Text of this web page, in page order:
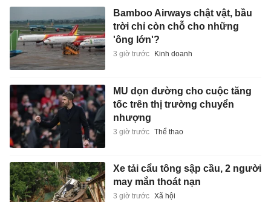
Bamboo Airways chật vật, bầu
trời chỉ còn chỗ cho những
'ông lớn'?
3 giờ trước Kinh doanh
MU dọn đường cho cuộc tăng
tốc trên thị trường chuyển
nhượng
3 giờ trước Thể thao
Xe tải cẩu tông sập cầu, 2 người
may mắn thoát nạn
3 giờ trước Xã hội